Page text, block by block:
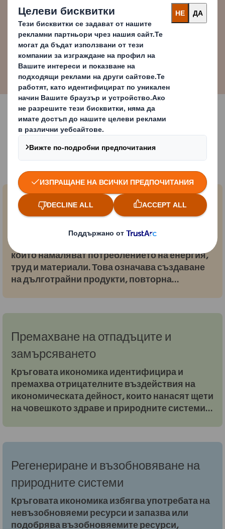
Фондация "Ellen MacArthur"
Определение за кръгова икономика
Трите принципа на
кръговата икономика
Запазване на материалите в
употреба
които намаляват потреблението на енергия,
труд и материали. Това означава създаване
на дълготрайни продукти, повторна
се запази кръговратът на продуктите,
компонентите и материалите в икономиката
Премахване на отпадъците и
замърсяването
Кръговата икономика идентифицира и
премахва отрицателните въздействия на
икономическата дейност, които нанасят щети
на човешкото здраве и природните системи.
газове, опасни вещества, замърсяването на
въздуха, земята и водата
Регенериране и възобновяване на
природните системи
Кръговата икономика избягва употребата на
невъзобновяеми ресурси и запазва или
подобрява възобновяемите ресурси,